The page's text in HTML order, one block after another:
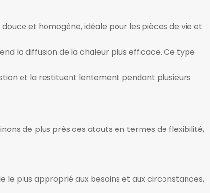
et homogène, idéale pour les pièces de vie et
la diffusion de la chaleur plus efficace. Ce type
et la restituent lentement pendant plusieurs
de plus près ces atouts en termes de flexibilité,
plus approprié aux besoins et aux circonstances,